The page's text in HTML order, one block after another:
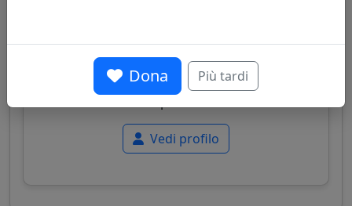
Cardinale brasiliano, arcivescovo di Salvador
de Bahia, noto per la sua leadership pastorale
equilibrata e il suo impegno per una Chiesa più
Vedi profilo
Dona Più tardi